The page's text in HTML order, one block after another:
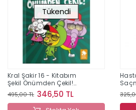
Tükendi
Kral Şakir 16 - Kitabım
Şekil Önümden Çekil!
(Ciltli)
495,00 TL 346,50 TL